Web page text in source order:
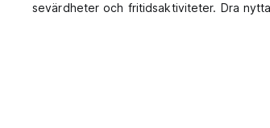
sevärdheter och fritidsaktiviteter. Dra